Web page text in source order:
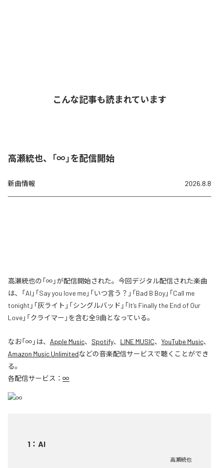
こんな記事も読まれています
高瀬統也、「∞」を配信開始
新曲情報 2026.8.8
高瀬統也の「∞」が配信開始された。今回デジタル配信された楽曲
は、「AI」「Say you love me」「いつ言う？」「Bad B Boy」「Call me
tonight」「灰ライト」「シングルバッド」「It’s Finally the End of Our
Love」「クライマー」を含む全9曲となっている。
なお「∞ 」は、 Apple Music、 Spotify、 LINE MUSIC、 YouTube Music、
Amazon Music Unlimitedなどの音楽配信サービスで聴くことができ
る。
各配信サービス： ∞
1 ： AI
高瀬統也